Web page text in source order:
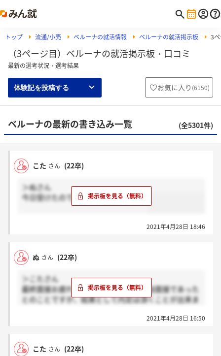
トップ 流通/小売 ベルーナの就活情報 ベルーナの就活掲示板 3
（3ページ目）ベルーナの就活掲示板・口コミ
最新の選考状況・選考結果
体験記を投稿する お気に入り (6150)
ベルーナの最新の書き込み一覧 (全5301件)
こた さん (22卒)
＞ぬさん
今日受けたのでまだわからないです！
2021年4月28日 18:46
ぬ さん (22卒)
＞こたさん
最終面接お疲れ様でした。ちなみに圧迫面接であった
とのことですが、結果として内定は頂くことが出来ま
2021年4月28日 16:50
こた さん (22卒)